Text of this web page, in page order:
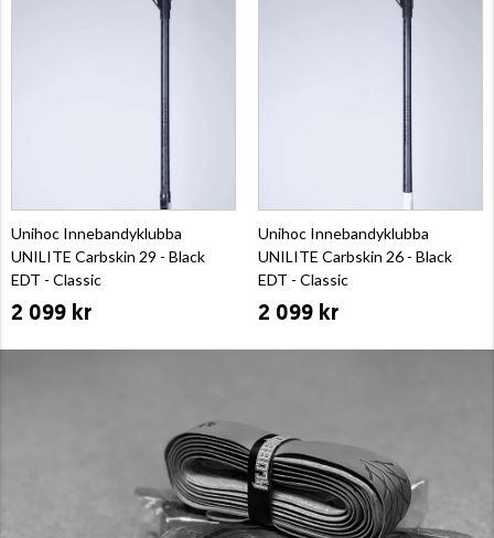
Unihoc Innebandyklubba
UNILITE Carbskin 29 - Black
EDT - Classic
2 099 kr
Unihoc Innebandyklubba
UNILITE Carbskin 26 - Black
EDT - Classic
2 099 kr